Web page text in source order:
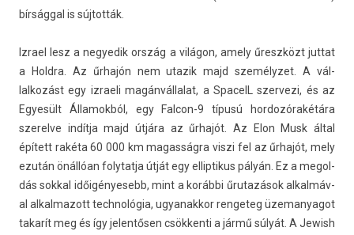
bírsággal is sújtották.
Iz­rael lesz a negyedik ország a világon, amely űreszközt jut­tat
a Holdra. Az űrhajón nem utazik majd személyzet. A vál­
lalkozást egy iz­raeli magán­vállalat, a SpaceIL szer­vezi, és az
Egyesült Államok­ból, egy Falcon-9 típusú hor­dozórakétára
szerel­ve indítja majd útjára az űrhajót. Az Elon Musk által
épített rakéta 60 000 km magas­ságra viszi fel az űrhajót, mely
ezután önállóan folytat­ja útját egy el­liptikus pályán. Ez a megol­
dás sokk­al időigényesebb, mint a korábbi űrutazások al­kal­máv­
al al­kal­mazott tech­nológia, ugyanak­kor re­ngeteg üzemanyagot
takarít meg és így jelen­tős­en csök­kenti a jármű súlyát. A Jewish